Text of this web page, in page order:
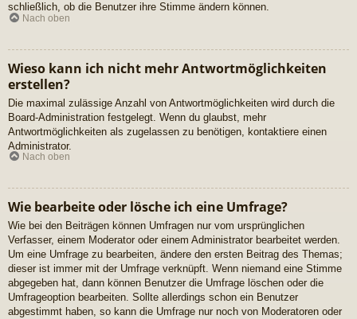
schließlich, ob die Benutzer ihre Stimme ändern können.
Nach oben
Wieso kann ich nicht mehr Antwortmöglichkeiten
erstellen?
Die maximal zulässige Anzahl von Antwortmöglichkeiten wird durch die
Board-Administration festgelegt. Wenn du glaubst, mehr
Antwortmöglichkeiten als zugelassen zu benötigen, kontaktiere einen
Administrator.
Nach oben
Wie bearbeite oder lösche ich eine Umfrage?
Wie bei den Beiträgen können Umfragen nur vom ursprünglichen
Verfasser, einem Moderator oder einem Administrator bearbeitet werden.
Um eine Umfrage zu bearbeiten, ändere den ersten Beitrag des Themas;
dieser ist immer mit der Umfrage verknüpft. Wenn niemand eine Stimme
abgegeben hat, dann können Benutzer die Umfrage löschen oder die
Umfrageoption bearbeiten. Sollte allerdings schon ein Benutzer
abgestimmt haben, so kann die Umfrage nur noch von Moderatoren oder